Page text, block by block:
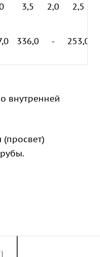
3,5 2,0 2,5
336,0 - 253,0
внутренней